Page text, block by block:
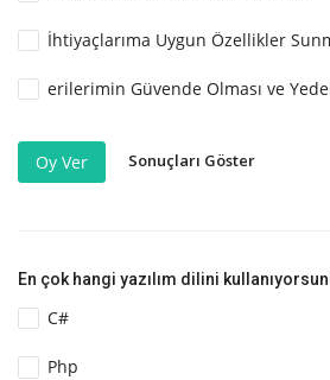
İhtiyaçlarıma Uygun Özellikler
erilerimin Güvende Olması ve
Oy Ver Sonuçları Göster
En çok hangi yazılım dilini
C#
Php